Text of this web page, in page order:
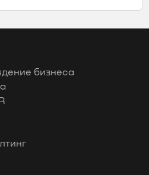
бизнеса